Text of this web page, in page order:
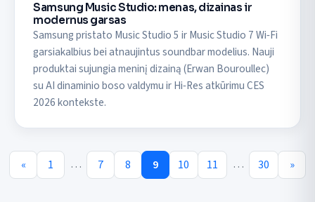
Samsung Music Studio: menas, dizainas ir
modernus garsas
Samsung pristato Music Studio 5 ir Music Studio 7 Wi‑Fi
garsiakalbius bei atnaujintus soundbar modelius. Nauji
produktai sujungia meninį dizainą (Erwan Bouroullec)
su AI dinaminio boso valdymu ir Hi‑Res atkūrimu CES
2026 kontekste.
« 1 … 7 8 9 10 11 … 30 »